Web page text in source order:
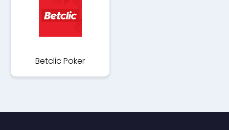
Betclic Poker